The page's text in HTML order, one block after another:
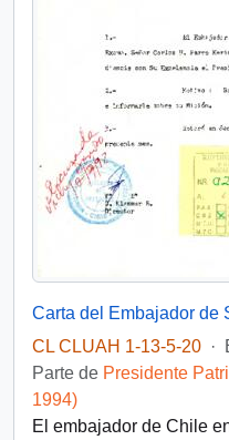
CL CLUAH 1-13-5-20 ·
Parte de Presidente
1994)
El embajador de Chile